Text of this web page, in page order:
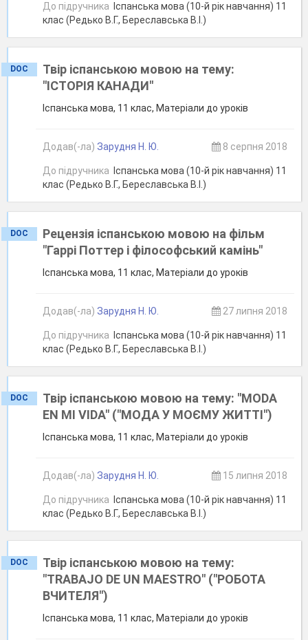
До підручника
Іспанська мова (10-й рік навчання) 11
клас (Редько В.Г., Береславська В.І.)
DOC
Твір іспанською мовою на тему:
"ІСТОРІЯ КАНАДИ"
Іспанська мова, 11 клас, Матеріали до уроків
Додав(-ла) Зарудня Н. Ю. 8 серпня 2018
До підручника
Іспанська мова (10-й рік навчання) 11
клас (Редько В.Г., Береславська В.І.)
DOC
Рецензія іспанською мовою на фільм
"Гаррі Поттер і філософський камінь"
Іспанська мова, 11 клас, Матеріали до уроків
Додав(-ла) Зарудня Н. Ю. 27 липня 2018
До підручника
Іспанська мова (10-й рік навчання) 11
клас (Редько В.Г., Береславська В.І.)
DOC
Твір іспанською мовою на тему: "MODA
EN MI VIDA" ("МОДА У МОЄМУ ЖИТТІ")
Іспанська мова, 11 клас, Матеріали до уроків
Додав(-ла) Зарудня Н. Ю. 15 липня 2018
До підручника
Іспанська мова (10-й рік навчання) 11
клас (Редько В.Г., Береславська В.І.)
DOC
Твір іспанською мовою на тему:
"TRABAJO DE UN MAESTRO" ("РОБОТА
ВЧИТЕЛЯ")
Іспанська мова, 11 клас, Матеріали до уроків